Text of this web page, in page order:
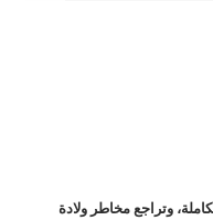
وتراجع مخاطر ولادة